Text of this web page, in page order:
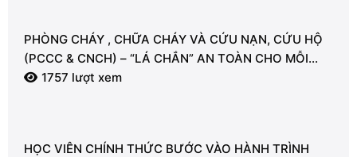
PHÒNG CHÁY , CHỮA CHÁY VÀ CỨU NẠN, CỨU HỘ
(PCCC & CNCH) – “LÁ CHẮN” AN TOÀN CHO MỖI
NGƯỜI
1757 lượt xem
HỌC VIÊN CHÍNH THỨC BƯỚC VÀO HÀNH TRÌNH